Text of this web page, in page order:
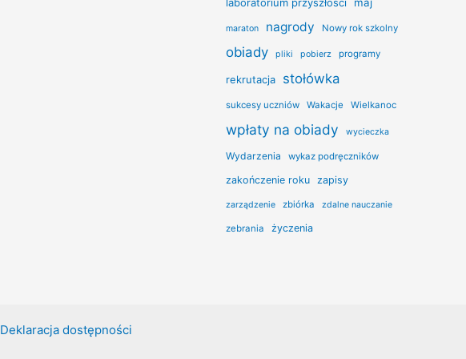
maraton nagrody Nowy rok szkolny
obiady pliki pobierz programy
rekrutacja stołówka
sukcesy uczniów Wakacje Wielkanoc
wpłaty na obiady wycieczka
Wydarzenia wykaz podręczników
zakończenie roku zapisy
zarządzenie zbiórka zdalne nauczanie
zebrania życzenia
Deklaracja dostępności